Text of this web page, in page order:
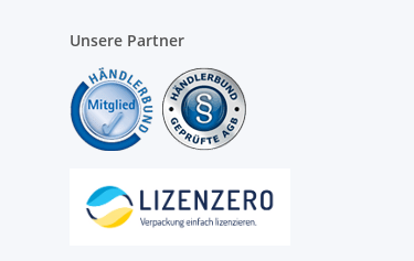
Unsere Partner